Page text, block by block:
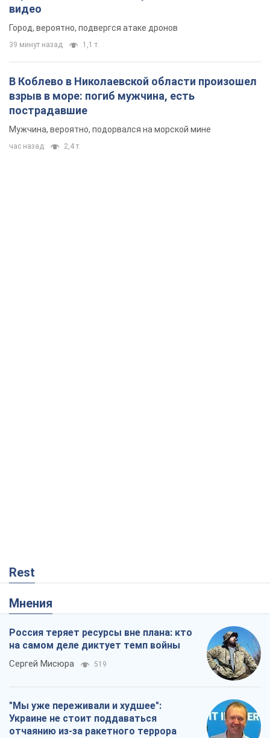
видео
Город, вероятно, подвергся атаке дронов
39 минут назад 1,1 т.
В Коблево в Николаевской области произошел
взрыв в море: погиб мужчина, есть
пострадавшие
Мужчина, вероятно, подорвался на морской мине
час назад 2,4 т.
Rest
Мнения
Россия теряет ресурсы вне плана: кто
на самом деле диктует темп войны
Сергей Мисюра 519
"Мы уже переживали и худшее":
Украине не стоит поддаваться
отчаянию из-за ракетного террора